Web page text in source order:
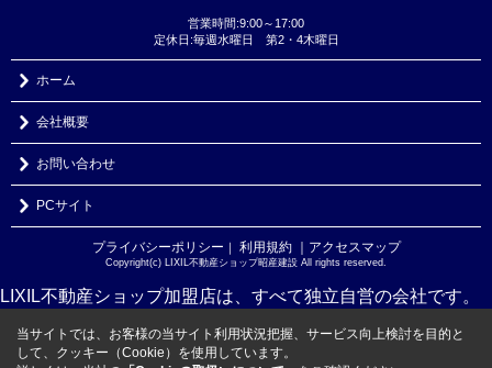
営業時間:9:00～17:00
定休日:毎週水曜日 第2・4木曜日
ホーム
会社概要
お問い合わせ
PCサイト
プライバシーポリシー ｜ 利用規約 ｜アクセスマップ
Copyright(c) LIXIL不動産ショップ昭産建設 All rights reserved.
LIXIL不動産ショップ加盟店は、すべて独立自営の会社です。
当サイトでは、お客様の当サイト利用状況把握、サービス向上検討を目的と
して、クッキー（Cookie）を使用しています。